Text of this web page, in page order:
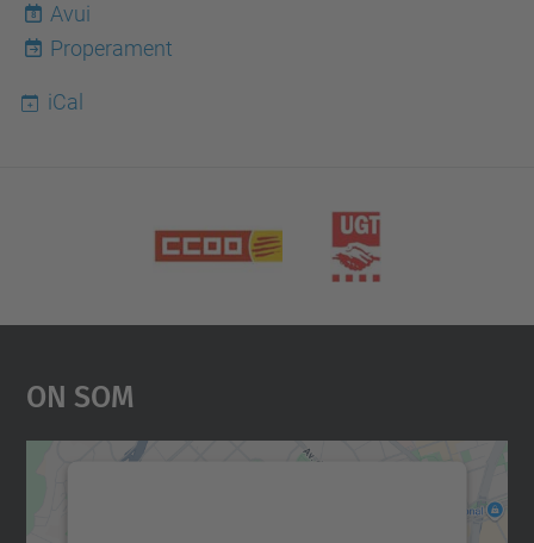
8
Avui
Properament
iCal
On Som